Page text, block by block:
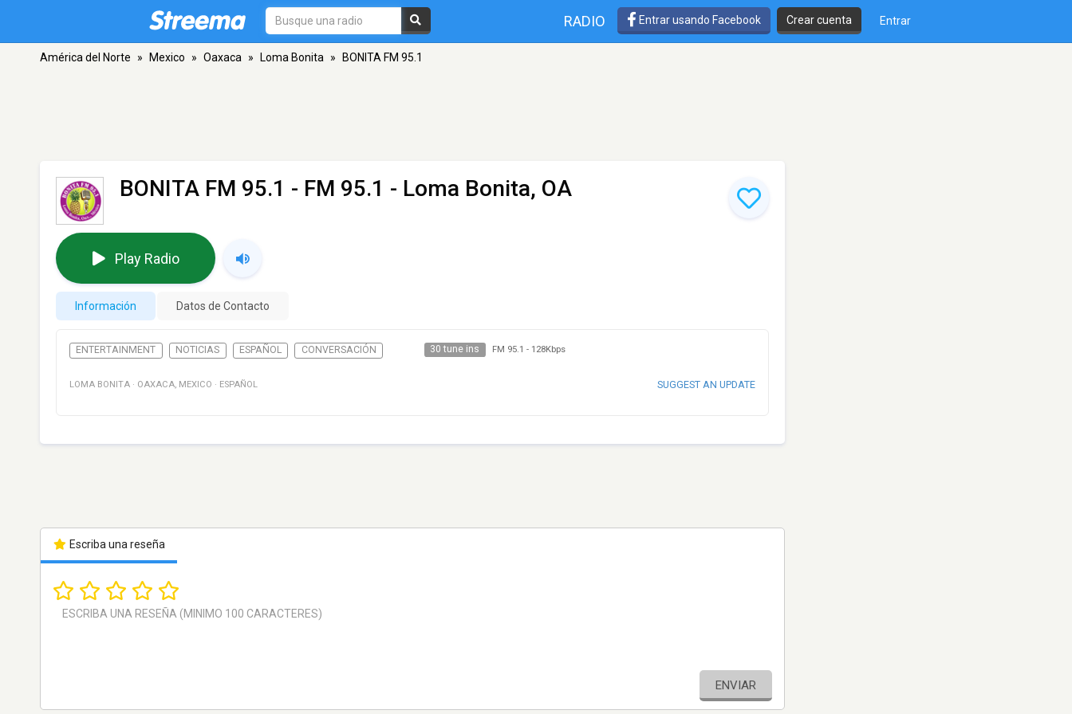
RADIO Entrar usando Facebook Crear cuenta Entrar
América del Norte » Mexico » Oaxaca » Loma Bonita » BONITA FM 95.1
BONITA FM 95.1 - FM 95.1 - Loma Bonita, OA
Play Radio
Información Datos de Contacto
ENTERTAINMENT NOTICIAS ESPAÑOL CONVERSACIÓN 30 tune ins FM 95.1 - 128Kbps
LOMA BONITA · OAXACA, MEXICO · ESPAÑOL SUGGEST AN UPDATE
Escriba una reseña
ENVIAR